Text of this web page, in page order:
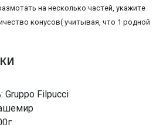
на несколько частей, укажите
конусов( учитывая, что 1 родной
Gruppo Filpucci